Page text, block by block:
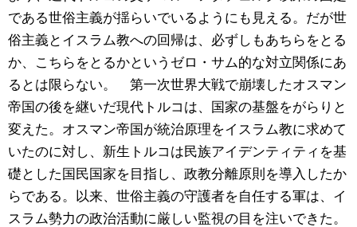
である世俗主義が揺らいでいるようにも見える。だが世
俗主義とイスラム教への回帰は、必ずしもあちらをとる
か、こちらをとるかというゼロ・サム的な対立関係にあ
るとは限らない。 第一次世界大戦で崩壊したオスマン
帝国の後を継いだ現代トルコは、国家の基盤をがらりと
変えた。オスマン帝国が統治原理をイスラム教に求めて
いたのに対し、新生トルコは民族アイデンティティを基
礎とした国民国家を目指し、政教分離原則を導入したか
らである。以来、世俗主義の守護者を自任する軍は、イ
スラム勢力の政治活動に厳しい監視の目を注いできた。